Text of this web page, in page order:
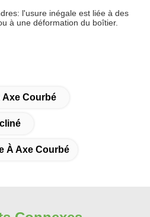
l'usure inégale est liée à des
à une déformation du boîtier.
Axe Courbé
À Axe Courbé